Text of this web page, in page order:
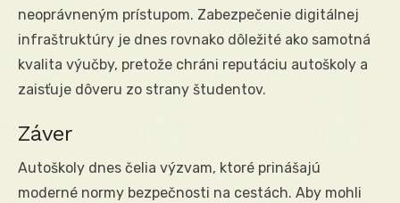
neoprávneným prístupom. Zabezpečenie digitálnej
infraštruktúry je dnes rovnako dôležité ako samotná
kvalita výučby, pretože chráni reputáciu autoškoly a
zaisťuje dôveru zo strany študentov.
Záver
Autoškoly dnes čelia výzvam, ktoré prinášajú
moderné normy bezpečnosti na cestách. Aby mohli